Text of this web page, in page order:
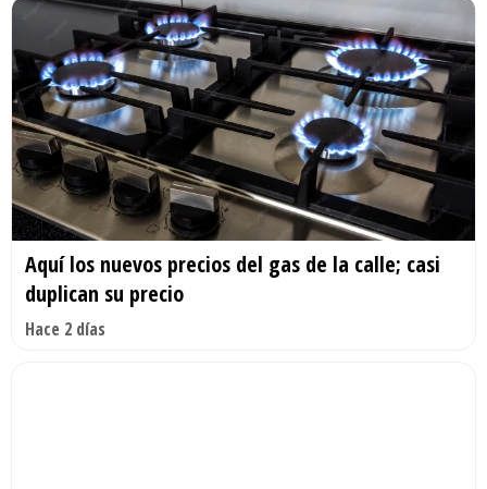
Aquí los nuevos precios del gas de la calle; casi
duplican su precio
Hace 2 días